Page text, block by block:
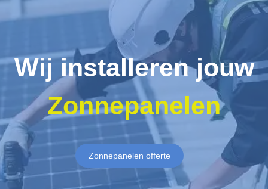
Wij installeren jouw
Zonnepanelen
Zonnepanelen offerte